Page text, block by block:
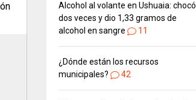
Alcohol al volante en Ushuaia: chocó
dos veces y dio 1,33 gramos de
alcohol en sangre
11
¿Dónde están los recursos
municipales?
42